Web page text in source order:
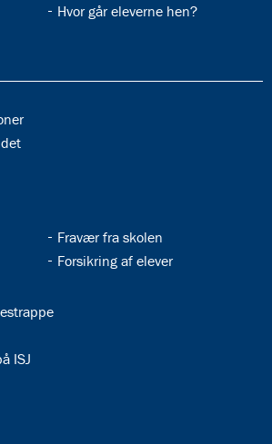
33.14:
Hvor går eleverne hen?
34.8:
Fravær fra skolen
34.10:
Forsikring af elever
ISJ